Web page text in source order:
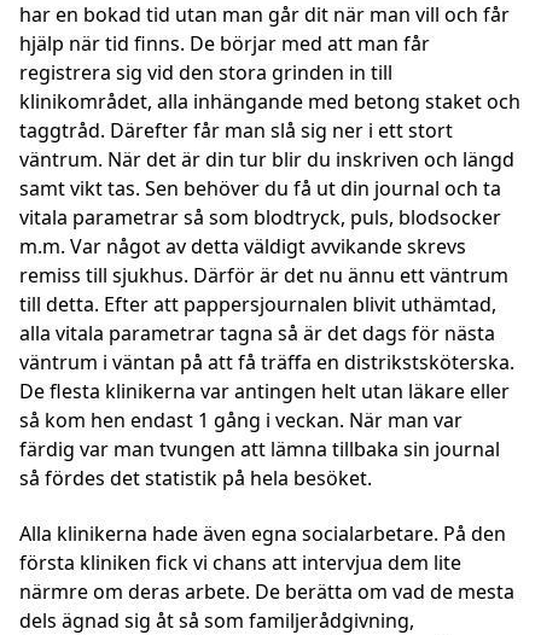
har en bokad tid utan man går dit när man vill och får
hjälp när tid finns. De börjar med att man får
registrera sig vid den stora grinden in till
klinikområdet, alla inhängande med betong staket och
taggtråd. Därefter får man slå sig ner i ett stort
väntrum. När det är din tur blir du inskriven och längd
samt vikt tas. Sen behöver du få ut din journal och ta
vitala parametrar så som blodtryck, puls, blodsocker
m.m. Var något av detta väldigt avvikande skrevs
remiss till sjukhus. Därför är det nu ännu ett väntrum
till detta. Efter att pappersjournalen blivit uthämtad,
alla vitala parametrar tagna så är det dags för nästa
väntrum i väntan på att få träffa en distrikstsköterska.
De flesta klinikerna var antingen helt utan läkare eller
så kom hen endast 1 gång i veckan. När man var
färdig var man tvungen att lämna tillbaka sin journal
så fördes det statistik på hela besöket.
Alla klinikerna hade även egna socialarbetare. På den
första kliniken fick vi chans att intervjua dem lite
närmre om deras arbete. De berätta om vad de mesta
dels ägnad sig åt så som familjerådgivning,